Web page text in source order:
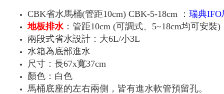
CBK省水馬桶(管距10cm) CBK-5-18cm ： 瑞典IFO
地板排水：管距10cm (可調式、5~18cm均可安裝
兩段式省水設計：大6L/小3L
水箱為底部進水
尺寸：長67x寬37cm
顏色：白色
馬桶底座的左右兩側，皆有進水軟管預留孔。